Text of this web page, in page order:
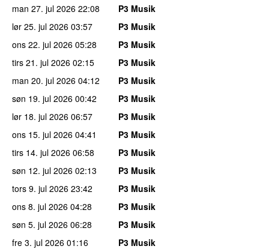
man 27. jul 2026 22:08
P3 Musik
lør 25. jul 2026 03:57
P3 Musik
ons 22. jul 2026 05:28
P3 Musik
tirs 21. jul 2026 02:15
P3 Musik
man 20. jul 2026 04:12
P3 Musik
søn 19. jul 2026 00:42
P3 Musik
lør 18. jul 2026 06:57
P3 Musik
ons 15. jul 2026 04:41
P3 Musik
tirs 14. jul 2026 06:58
P3 Musik
søn 12. jul 2026 02:13
P3 Musik
tors 9. jul 2026 23:42
P3 Musik
ons 8. jul 2026 04:28
P3 Musik
søn 5. jul 2026 06:28
P3 Musik
fre 3. jul 2026 01:16
P3 Musik